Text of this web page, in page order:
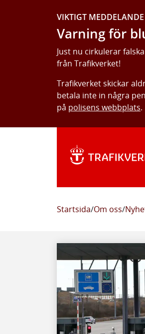
VIKTIGT MEDDELANDE
Varning för
Just nu cirkulerar
från Trafikverket!
Trafikverket skickar
betala inte in några
på polisens webbplats.
Startsida/Om oss/